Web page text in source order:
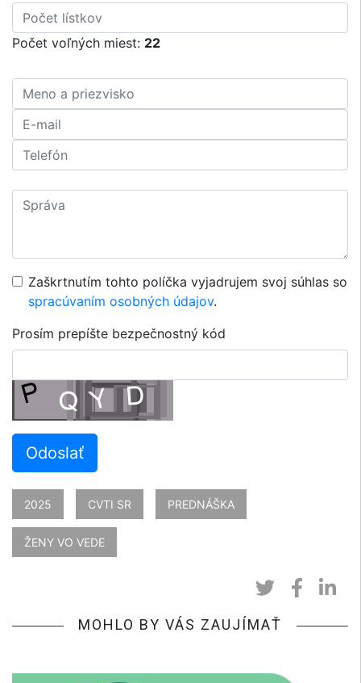
Počet voľných miest: 22
Zaškrtnutím tohto políčka vyjadrujem svoj súhlas so
spracúvaním osobných údajov.
Prosím prepíšte bezpečnostný kód
Odoslať
2025 CVTI SR PREDNÁŠKA
ŽENY VO VEDE
MOHLO BY VÁS ZAUJÍMAŤ